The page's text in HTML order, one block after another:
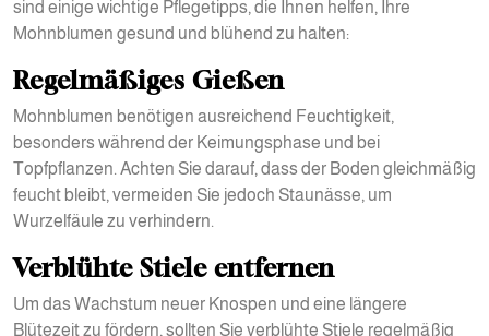
sind einige wichtige Pflegetipps, die Ihnen helfen, Ihre
Mohnblumen gesund und blühend zu halten:
Regelmäßiges Gießen
Mohnblumen benötigen ausreichend Feuchtigkeit,
besonders während der Keimungsphase und bei
Topfpflanzen. Achten Sie darauf, dass der Boden gleichmäßig
feucht bleibt, vermeiden Sie jedoch Staunässe, um
Wurzelfäule zu verhindern.
Verblühte Stiele entfernen
Um das Wachstum neuer Knospen und eine längere
Blütezeit zu fördern, sollten Sie verblühte Stiele regelmäßig